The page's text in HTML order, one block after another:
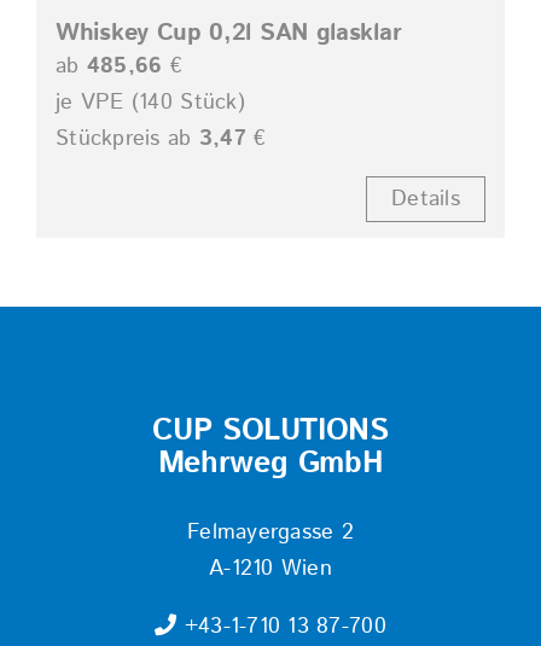
Whiskey Cup 0,2l SAN glasklar
ab 485,66 €
je VPE (140 Stück)
Stückpreis ab 3,47 €
Details
CUP SOLUTIONS
Mehrweg GmbH
Felmayergasse 2
A-1210 Wien
+43-1-710 13 87-700